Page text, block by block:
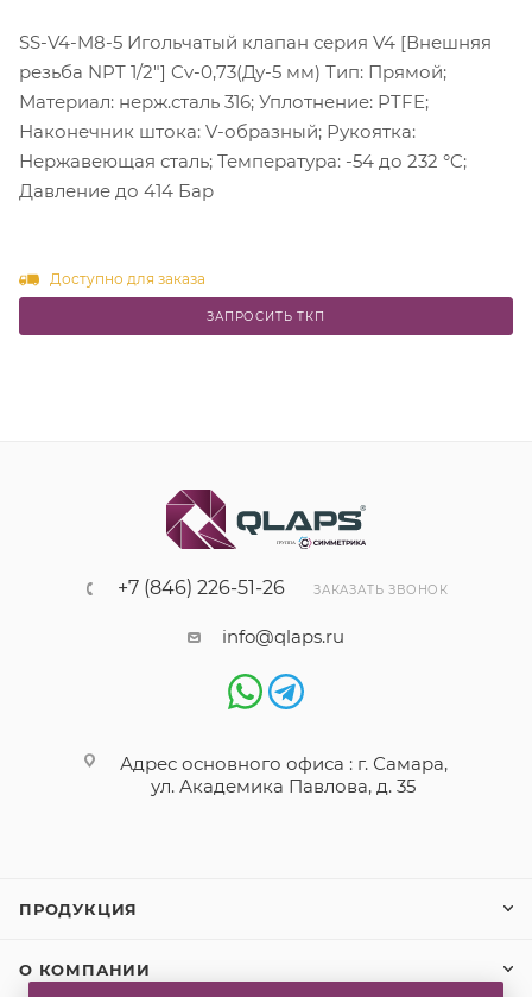
SS-V4-M8-5 Игольчатый клапан серия V4 [Внешняя
резьба NPT 1/2"] Cv-0,73(Ду-5 мм) Тип: Прямой;
Материал: нерж.сталь 316; Уплотнение: PTFE;
Наконечник штока: V-образный; Рукоятка:
Нержавеющая сталь; Температура: -54 до 232 °C;
Давление до 414 Бар
Доступно для заказа
ЗАПРОСИТЬ ТКП
+7 (846) 226-51-26 ЗАКАЗАТЬ ЗВОНОК
info@qlaps.ru
Адрес основного офиса : г. Самара,
ул. Академика Павлова, д. 35
ПРОДУКЦИЯ
О КОМПАНИИ